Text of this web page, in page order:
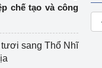
chế tạo và công
sang Thổ Nhĩ